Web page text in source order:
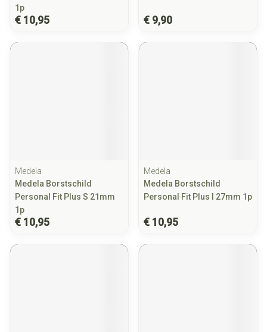
1p
€ 10,95 € 9,90
Medela
Medela Borstschild
Personal Fit Plus S 21mm
1p
€ 10,95
Medela
Medela Borstschild
Personal Fit Plus l 27mm 1p
€ 10,95